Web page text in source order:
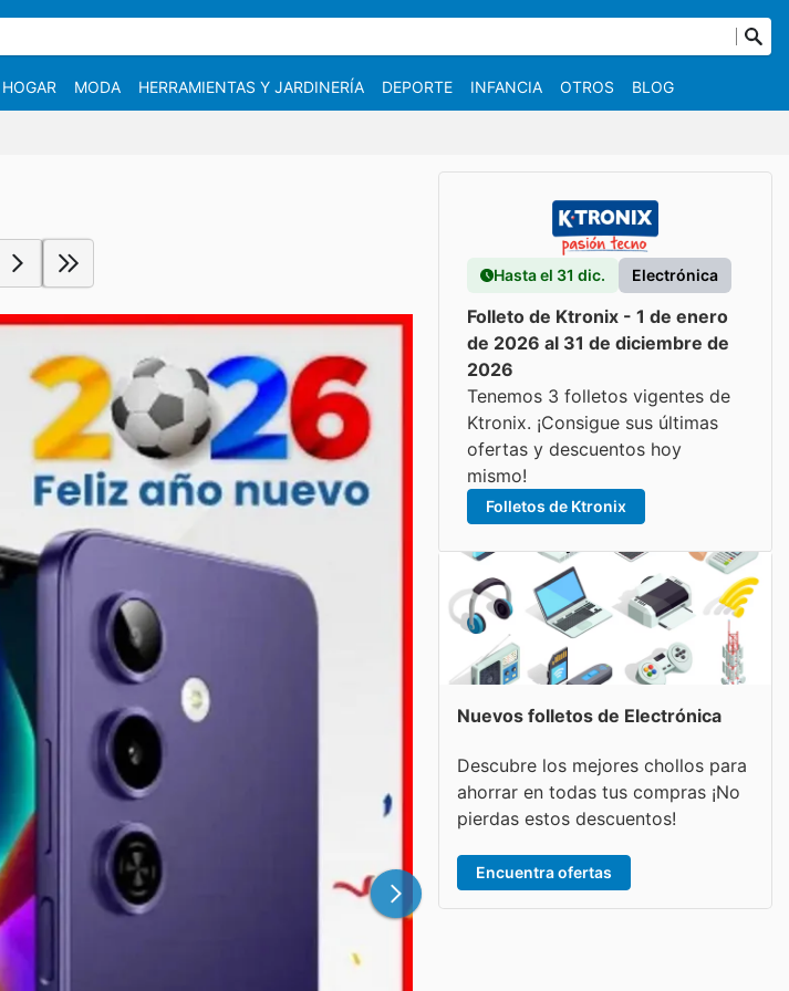
HOGAR MODA HERRAMIENTAS Y JARDINERÍA DEPORTE INFANCIA OTROS BLOG
Hasta el 31 dic. Electrónica
Folleto de Ktronix - 1 de enero
de 2026 al 31 de diciembre de
2026
Tenemos 3 folletos vigentes de
Ktronix. ¡Consigue sus últimas
ofertas y descuentos hoy
mismo!
Folletos de Ktronix
Nuevos folletos de Electrónica
Descubre los mejores chollos para
ahorrar en todas tus compras ¡No
pierdas estos descuentos!
Encuentra ofertas